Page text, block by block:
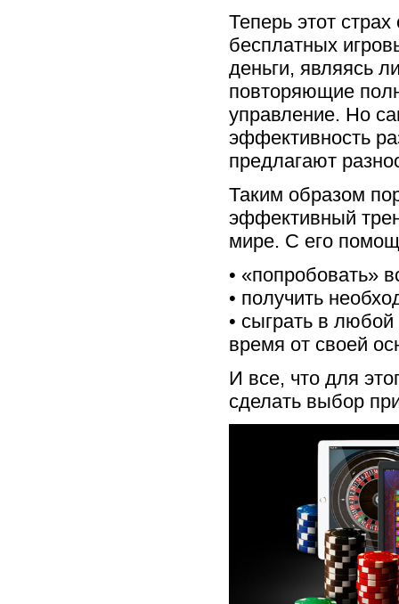
Теперь этот
бесплатных
деньги, являясь
повторяющие
управление. Но
эффективность
предлагают
Таким образом
эффективный
мире. С его
• «попробовать»
• получить
• сыграть в
время от своей
И все, что для
сделать выбор